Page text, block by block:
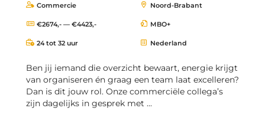
Commercie Noord-Brabant
€2674,- — €4423,- MBO+
24 tot 32 uur Nederland
Ben jij iemand die overzicht bewaart, energie krijgt
van organiseren én graag een team laat excelleren?
Dan is dit jouw rol. Onze commerciële collega’s
zijn dagelijks in gesprek met ...